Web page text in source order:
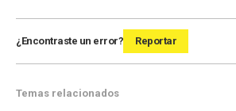
¿Encontraste un error? Reportar
Temas relacionados